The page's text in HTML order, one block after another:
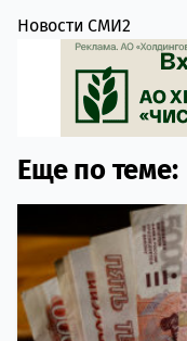
Новости СМИ2
Еще по теме: